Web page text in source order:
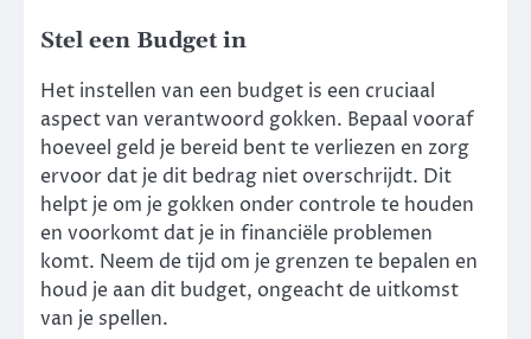
Stel een Budget in
Het instellen van een budget is een cruciaal
aspect van verantwoord gokken. Bepaal vooraf
hoeveel geld je bereid bent te verliezen en zorg
ervoor dat je dit bedrag niet overschrijdt. Dit
helpt je om je gokken onder controle te houden
en voorkomt dat je in financiële problemen
komt. Neem de tijd om je grenzen te bepalen en
houd je aan dit budget, ongeacht de uitkomst
van je spellen.